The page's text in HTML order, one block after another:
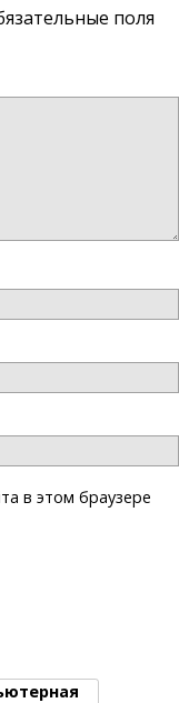
поля
в этом браузере